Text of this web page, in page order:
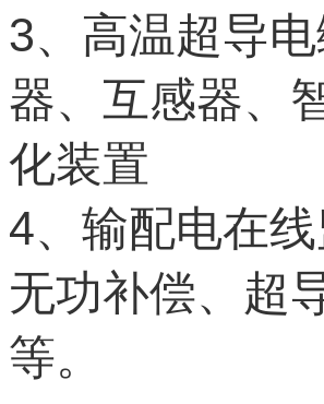
3、高温超导
器、互感器、
化装置
4、输配电在
无功补偿、超
等。